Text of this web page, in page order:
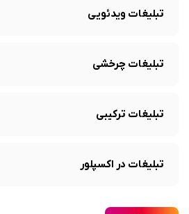
تبلیغات‌ ویدئویی
تبلیغات‌ چرخشی
تبلیغات‌ ترکیبی
تبلیغات در اکسپلور